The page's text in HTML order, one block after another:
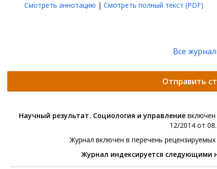
Смотреть аннотацию | Смотреть полный текст (PDF)
Все
Отправить
Научный результат. Социология и управление
12/2014 от
Журнал включен в перечень
Журнал индексируется